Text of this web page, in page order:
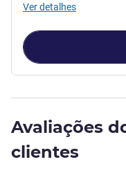
Ver detalhes
Avaliações
clientes